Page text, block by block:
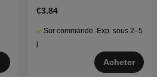
€3.84
Sur commande. Exp. sous 2–5
j
Acheter